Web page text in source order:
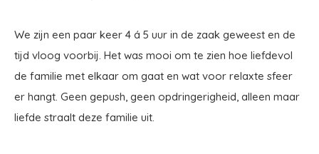
We zijn een paar keer 4 á 5 uur in de zaak geweest en de
tijd vloog voorbij. Het was mooi om te zien hoe liefdevol
de familie met elkaar om gaat en wat voor relaxte sfeer
er hangt. Geen gepush, geen opdringerigheid, alleen maar
liefde straalt deze familie uit.